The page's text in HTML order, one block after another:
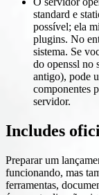
standard e
possível; ela
plugins. No
sistema. Se
do openssl no
antigo), pode
componentes
servidor.
Includes
Preparar um
funcionando, mas
ferramentas,